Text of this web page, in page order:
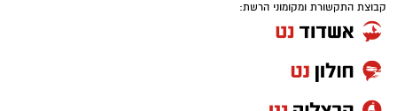
קבוצת התקשורת ומקומוני הרשת: